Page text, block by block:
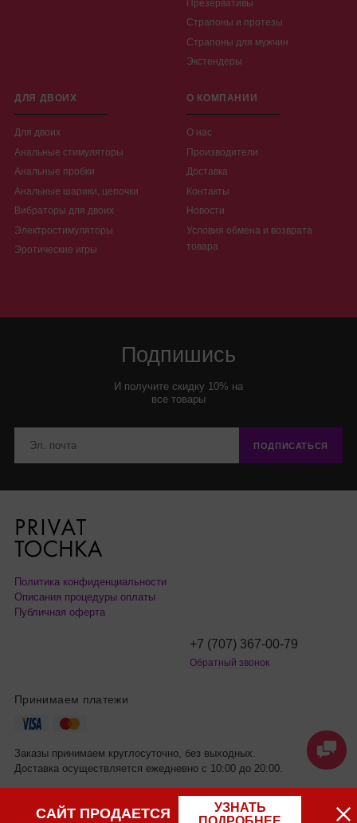
Презервативы
Страпоны и протезы
Страпоны для мужчин
Экстендеры
ДЛЯ ДВОИХ
Для двоих
Анальные стимуляторы
Анальные пробки
Анальные шарики, цепочки
Вибраторы для двоих
Электростимуляторы
Эротические игры
О КОМПАНИИ
О нас
Производители
Доставка
Контакты
Новости
Условия обмена и возврата
товара
Подпишись
И получите скидку 10% на
все товары
ПОДПИСАТЬСЯ
Политика конфиденциальности
Описания процедуры оплаты
Публичная оферта
+7 (707) 367-00-79
Обратный звонок
Принимаем платежи
Заказы принимаем круглосуточно, без выходных.
Доставка осуществляется ежедневно с 10:00 до 20:00.
САЙТ ПРОДАЕТСЯ
УЗНАТЬ